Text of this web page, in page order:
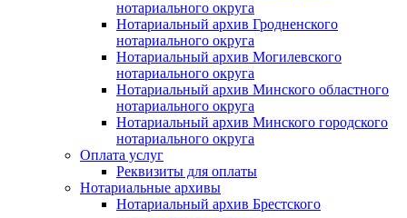
нотариального округа
Нотариальный архив Гродненского
нотариального округа
Нотариальный архив Могилевского
нотариального округа
Нотариальный архив Минского областного
нотариального округа
Нотариальный архив Минского городского
нотариального округа
Оплата услуг
Реквизиты для оплаты
Нотариальные архивы
Нотариальный архив Брестского